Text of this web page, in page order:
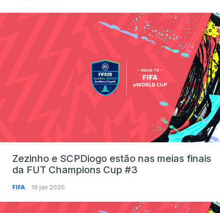
Zezinho e SCPDiogo estão nas meias finais
da FUT Champions Cup #3
FIFA 19 jan 2020